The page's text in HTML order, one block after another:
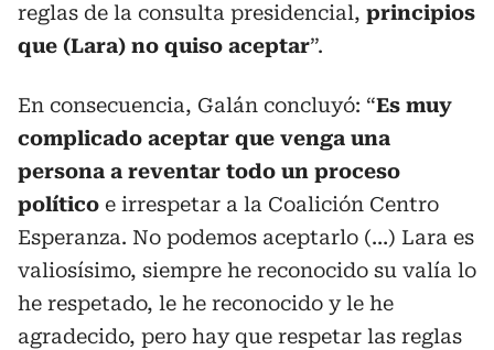
reglas de la consulta presidencial, principios
que (Lara) no quiso aceptar”.
En consecuencia, Galán concluyó: “Es muy
complicado aceptar que venga una
persona a reventar todo un proceso
político e irrespetar a la Coalición Centro
Esperanza. No podemos aceptarlo (…) Lara es
valiosísimo, siempre he reconocido su valía lo
he respetado, le he reconocido y le he
agradecido, pero hay que respetar las reglas